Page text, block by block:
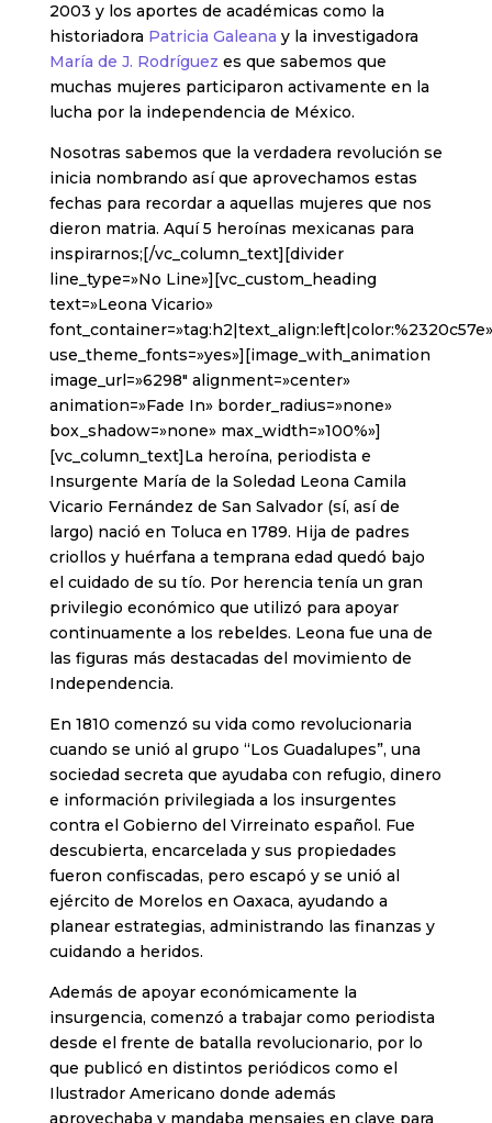
2003 y los aportes de académicas como la
historiadora Patricia Galeana y la investigadora
María de J. Rodríguez es que sabemos que
muchas mujeres participaron activamente en la
lucha por la independencia de México.
Nosotras sabemos que la verdadera revolución se
inicia nombrando así que aprovechamos estas
fechas para recordar a aquellas mujeres que nos
dieron matria. Aquí 5 heroínas mexicanas para
inspirarnos;[/vc_column_text][divider
line_type=»No Line»][vc_custom_heading
text=»Leona Vicario»
font_container=»tag:h2|text_align:left|color:%2320c57e»
use_theme_fonts=»yes»][image_with_animation
image_url=»6298″ alignment=»center»
animation=»Fade In» border_radius=»none»
box_shadow=»none» max_width=»100%»]
[vc_column_text]La heroína, periodista e
Insurgente María de la Soledad Leona Camila
Vicario Fernández de San Salvador (sí, así de
largo) nació en Toluca en 1789. Hija de padres
criollos y huérfana a temprana edad quedó bajo
el cuidado de su tío. Por herencia tenía un gran
privilegio económico que utilizó para apoyar
continuamente a los rebeldes. Leona fue una de
las figuras más destacadas del movimiento de
Independencia.
En 1810 comenzó su vida como revolucionaria
cuando se unió al grupo “Los Guadalupes”, una
sociedad secreta que ayudaba con refugio, dinero
e información privilegiada a los insurgentes
contra el Gobierno del Virreinato español. Fue
descubierta, encarcelada y sus propiedades
fueron confiscadas, pero escapó y se unió al
ejército de Morelos en Oaxaca, ayudando a
planear estrategias, administrando las finanzas y
cuidando a heridos.
Además de apoyar económicamente la
insurgencia, comenzó a trabajar como periodista
desde el frente de batalla revolucionario, por lo
que publicó en distintos periódicos como el
Ilustrador Americano donde además
aprovechaba y mandaba mensajes en clave para